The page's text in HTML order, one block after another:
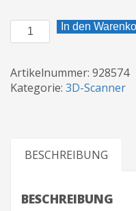
3D-
Scanner
Ciclop
Menge
In den
Artikelnummer: 928574
Kategorie: 3D-Scanner
BESCHREIBUNG
BESCHREIBUNG